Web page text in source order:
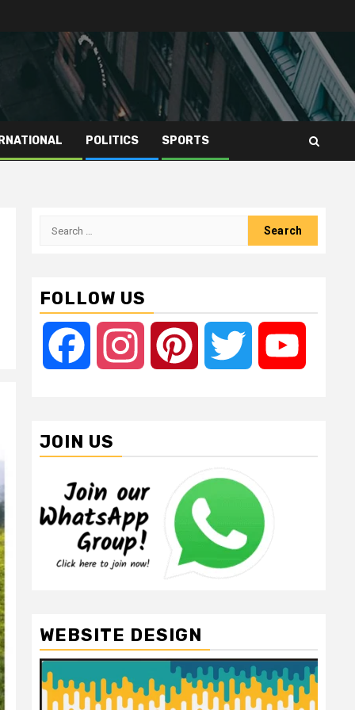
POLITICS SPORTS
Search
FOLLOW US
Facebook Instagram Pinterest Twitter
JOIN US
WEBSITE DESIGN